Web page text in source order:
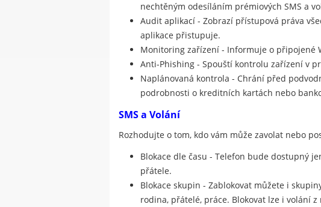
nechtěným odesíláním prémiových SMS a
Audit aplikací - Zobrazí přístupová práva
aplikace přistupuje.
Monitoring zařízení - Informuje o připojené
Anti-Phishing - Spouští kontrolu zařízení v
Naplánovaná kontrola - Chrání před
podrobnosti o kreditních kartách nebo
SMS a Volání
Rozhodujte o tom, kdo vám může zavolat nebo
Blokace dle času - Telefon bude dostupný
přátele.
Blokace skupin - Zablokovat můžete i
rodina, přátelé, práce. Blokovat lze i volání z